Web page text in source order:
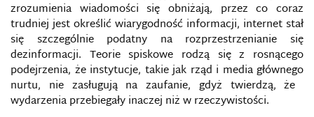
zrozumienia wiadomości się obniżają, przez co coraz
trudniej jest określić wiarygodność informacji, internet stał
się szczególnie podatny na rozprzestrzenianie się
dezinformacji. Teorie spiskowe rodzą się z rosnącego
podejrzenia, że ​​instytucje, takie jak rząd i media głównego
nurtu, nie zasługują na zaufanie, gdyż twierdzą, że ​​
wydarzenia przebiegały inaczej niż w rzeczywistości.